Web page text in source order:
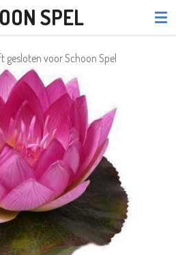
SPEL
gesloten voor Schoon Spel